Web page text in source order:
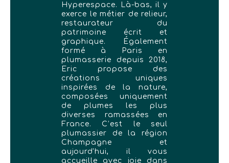
Hyperespace. Là-bas, il y
exerce le métier de relieur,
restaurateur du
patrimoine écrit et
graphique. Également
formé à Paris en
plumasserie depuis 2018,
Eric propose des
créations uniques
inspirées de la nature,
composées uniquement
de plumes les plus
diverses ramassées en
France. C’est le seul
plumassier de la région
Champagne et
aujourd'hui, il vous
accueille avec joie dans